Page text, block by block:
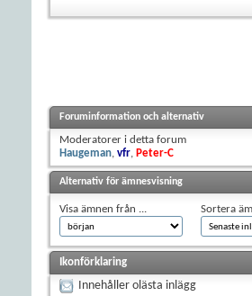
Foruminformation och alternativ
Moderatorer i detta forum
Haugeman vfr Peter-C
Alternativ för ämnesvisning
Visa ämnen från ... Sortera
Ikonförklaring
Innehåller olästa inlägg